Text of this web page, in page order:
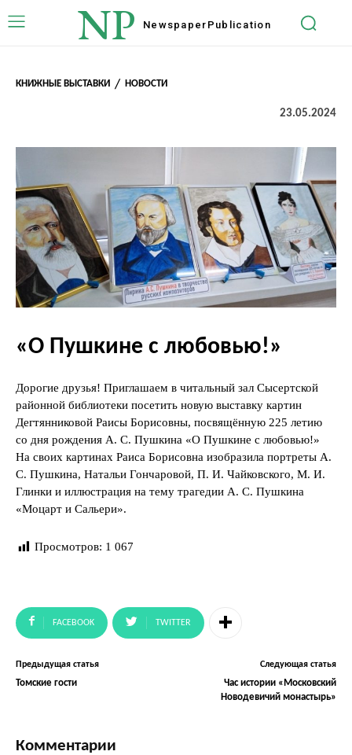
NP Newspaper Publication
КНИЖНЫЕ ВЫСТАВКИ НОВОСТИ
23.05.2024
«О Пушкине с любовью!»
Дорогие друзья! Приглашаем в читальный зал Сысертской
районной библиотеки посетить новую выставку картин
Дегтянниковой Раисы Борисовны, посвящённую 225 летию
со дня рождения А. С. Пушкина «О Пушкине с любовью!»
На своих картинах Раиса Борисовна изобразила портреты А.
С. Пушкина, Натальи Гончаровой, П. И. Чайковского, М. И.
Глинки и иллюстрация на тему трагедии А. С. Пушкина
«Моцарт и Сальери».
Просмотров: 1 067
FACEBOOK TWITTER
Предыдущая статья
Томские гости
Следующая статья
Час истории «Московский
Новодевичий монастырь»
Комментарии